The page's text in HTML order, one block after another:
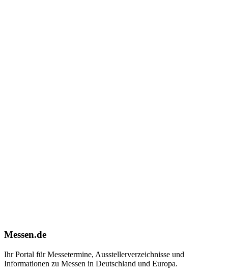
Messen.de
Ihr Portal für Messetermine, Ausstellerverzeichnisse und
Informationen zu Messen in Deutschland und Europa.